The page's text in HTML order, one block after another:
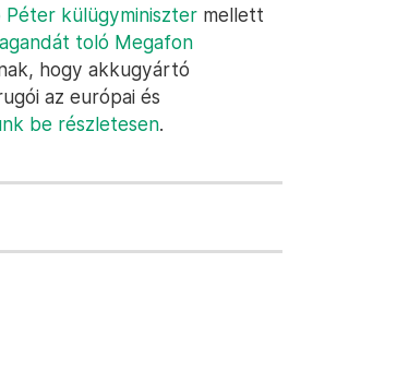
Péter külügyminiszter mellett
toló Megafon
hogy akkugyártó
az európai és
be részletesen.